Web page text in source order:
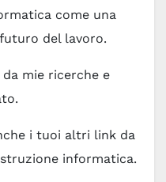
come una
del lavoro.
mie ricerche e
i tuoi altri link da
informatica.